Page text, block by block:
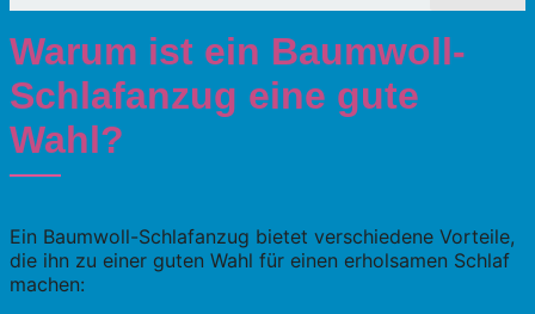
Warum ist ein Baumwoll-
Schlafanzug eine gute
Wahl?
Ein Baumwoll-Schlafanzug bietet verschiedene Vorteile,
die ihn zu einer guten Wahl für einen erholsamen Schlaf
machen: